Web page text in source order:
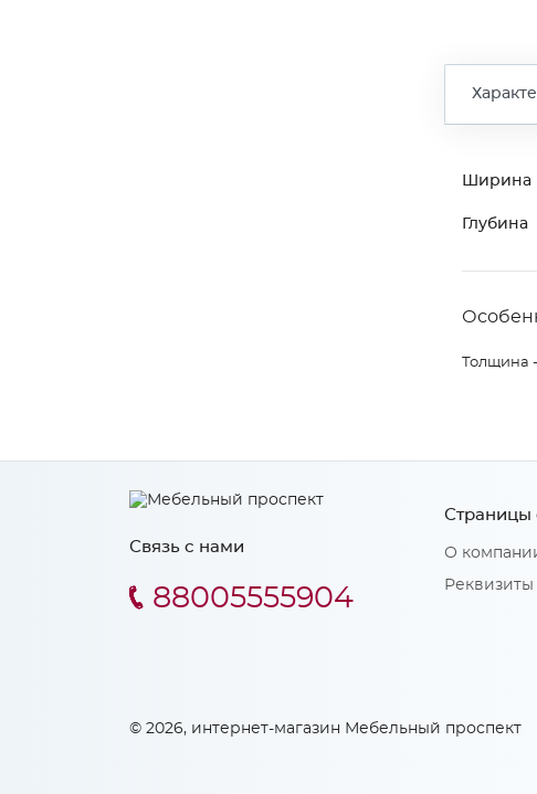
Ширина
Глубина
Толщина
Связь с нами
88005555904
Страницы
О
Реквизиты
© 2026, интернет-магазин Мебельный проспект